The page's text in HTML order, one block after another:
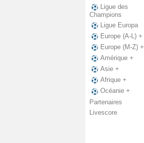
Ligue des
Champions
Ligue Europa
Europe (A-L) +
Europe (M-Z) +
Amérique +
Asie +
Afrique +
Océanie +
Partenaires
Livescore